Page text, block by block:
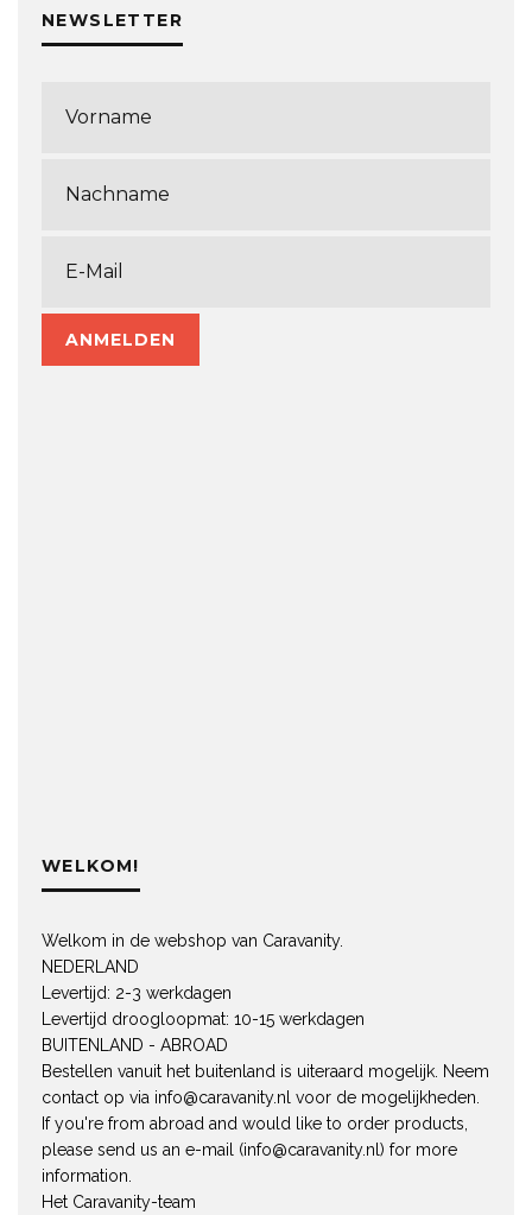
NEWSLETTER
WELKOM!
Welkom in de webshop van Caravanity.
NEDERLAND
Levertijd: 2-3 werkdagen
Levertijd droogloopmat: 10-15 werkdagen
BUITENLAND - ABROAD
Bestellen vanuit het buitenland is uiteraard mogelijk. Neem
contact op via info@caravanity.nl voor de mogelijkheden.
If you're from abroad and would like to order products,
please send us an e-mail (info@caravanity.nl ) for more
information.
Het Caravanity-team